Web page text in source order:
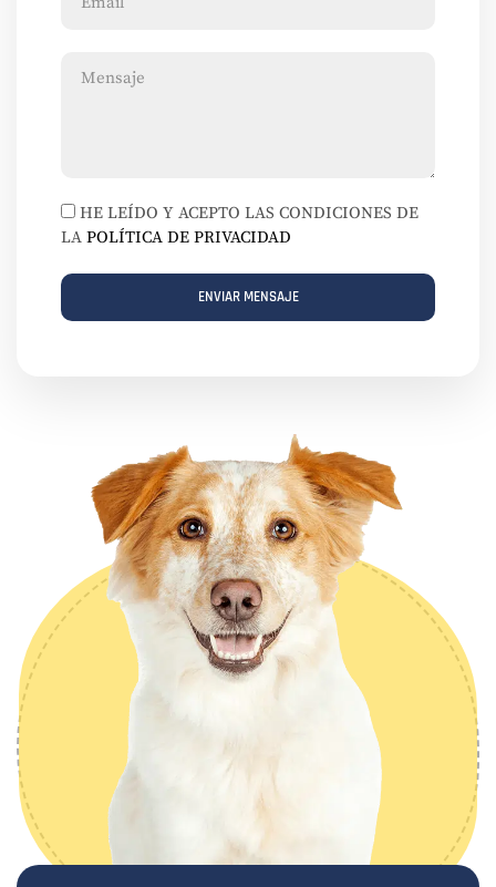
HE LEÍDO Y ACEPTO LAS CONDICIONES DE
LA POLÍTICA DE PRIVACIDAD
ENVIAR MENSAJE